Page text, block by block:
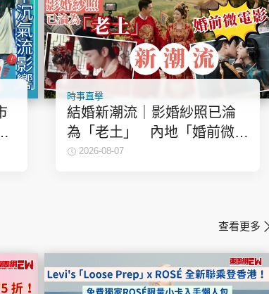
時事直擊
結婚新潮流｜影婚紗照已淪
為「老土」 內地「婚前微電
影」成新潮流
2026-08-07
查看更多